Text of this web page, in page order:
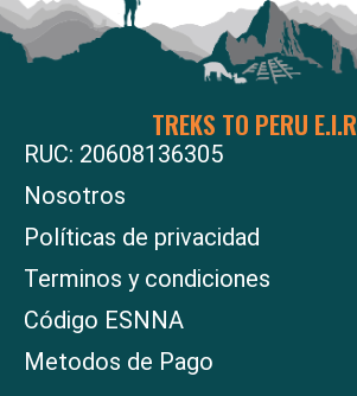
TREKS TO PERU
RUC: 20608136305
Nosotros
Políticas de privacidad
Terminos y condiciones
Código ESNNA
Metodos de Pago